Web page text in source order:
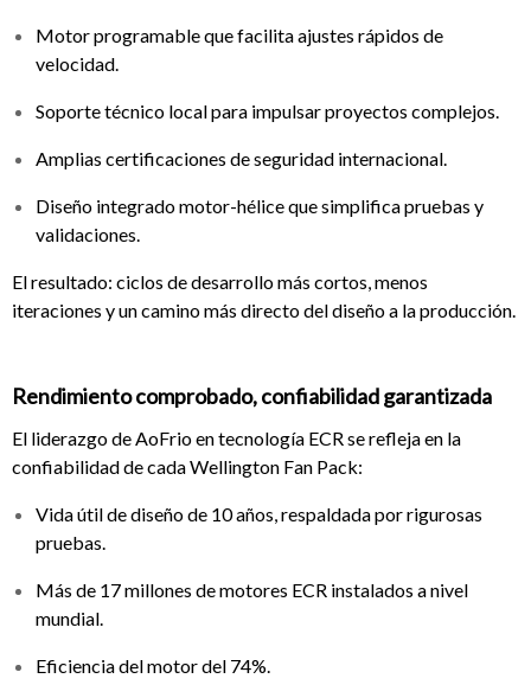
Motor programable que facilita ajustes rápidos de
velocidad.
Soporte técnico local para impulsar proyectos complejos.
Amplias certificaciones de seguridad internacional.
Diseño integrado motor-hélice que simplifica pruebas y
validaciones.
El resultado: ciclos de desarrollo más cortos, menos
iteraciones y un camino más directo del diseño a la producción.
Rendimiento comprobado, confiabilidad garantizada
El liderazgo de AoFrio en tecnología ECR se refleja en la
confiabilidad de cada Wellington Fan Pack:
Vida útil de diseño de 10 años, respaldada por rigurosas
pruebas.
Más de 17 millones de motores ECR instalados a nivel
mundial.
Eficiencia del motor del 74%.